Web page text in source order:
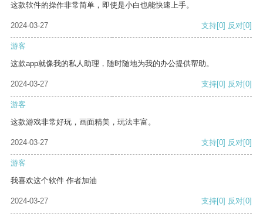
这款软件的操作非常简单，即使是小白也能快速上手。
2024-03-27 支持[0] 反对[0]
游客
这款app就像我的私人助理，随时随地为我的办公提供帮助。
2024-03-27 支持[0] 反对[0]
游客
这款游戏非常好玩，画面精美，玩法丰富。
2024-03-27 支持[0] 反对[0]
游客
我喜欢这个软件 作者加油
2024-03-27 支持[0] 反对[0]